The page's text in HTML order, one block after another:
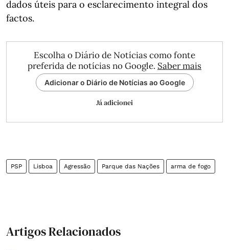
dados úteis para o esclarecimento integral dos
factos.
Escolha o Diário de Notícias como fonte
preferida de notícias no Google. Saber mais
Adicionar o Diário de Notícias ao Google
Já adicionei
PSP Lisboa Agressão Parque das Nações arma de fogo
Artigos Relacionados